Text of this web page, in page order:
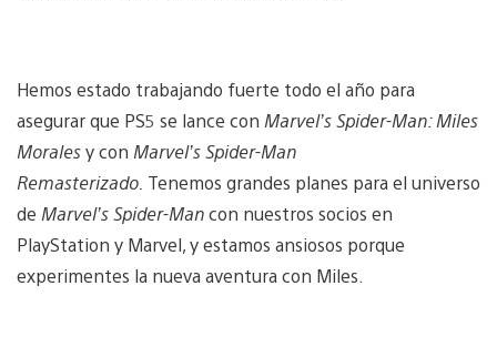
Hemos estado trabajando fuerte todo el año para
asegurar que PS5 se lance con Marvel’s Spider-Man: Miles
Moralesy con Marvel’s Spider-Man
Remasterizado. Tenemos grandes planes para el universo
de Marvel’s Spider-Mancon nuestros socios en
PlayStation y Marvel, y estamos ansiosos porque
experimentes la nueva aventura con Miles.